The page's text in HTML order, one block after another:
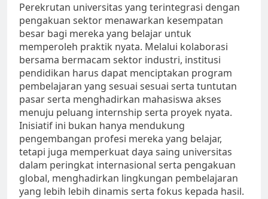
Perekrutan universitas yang terintegrasi dengan
pengakuan sektor menawarkan kesempatan
besar bagi mereka yang belajar untuk
memperoleh praktik nyata. Melalui kolaborasi
bersama bermacam sektor industri, institusi
pendidikan harus dapat menciptakan program
pembelajaran yang sesuai sesuai serta tuntutan
pasar serta menghadirkan mahasiswa akses
menuju peluang internship serta proyek nyata.
Inisiatif ini bukan hanya mendukung
pengembangan profesi mereka yang belajar,
tetapi juga memperkuat daya saing universitas
dalam peringkat internasional serta pengakuan
global, menghadirkan lingkungan pembelajaran
yang lebih lebih dinamis serta fokus kepada hasil.